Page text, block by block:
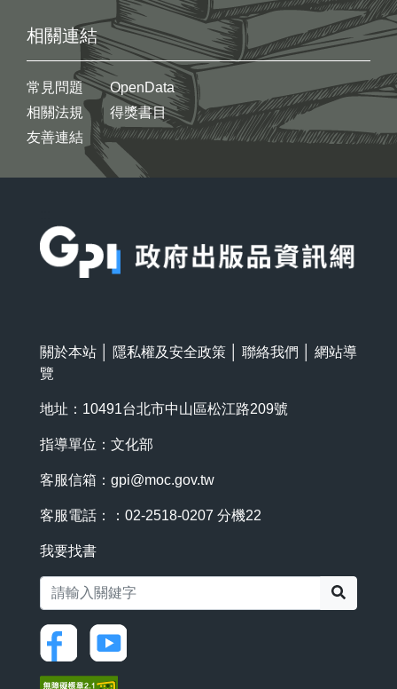
相關連結
常見問題
相關法規
友善連結
OpenData
得獎書目
關於本站 隱私權及安全政策 聯絡我們
網站導
覽
地址：10491台北市中山區松江路209號
指導單位：文化部
客服信箱： gpi@moc.gov.tw
客服電話：：02-2518-0207 分機22
我要找書